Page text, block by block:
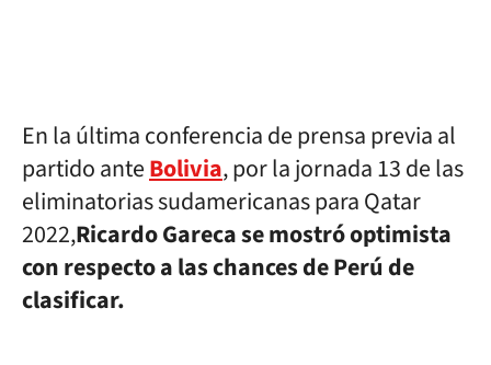
En la última conferencia de prensa previa al
partido anteBolivia, por la jornada 13 de las
eliminatorias sudamericanas para Qatar
2022,Ricardo Gareca se mostró optimista
con respecto a las chances de Perú de
clasificar.